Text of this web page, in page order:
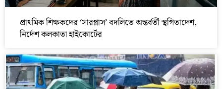
প্রাথমিক শিক্ষকদের ‘সারপ্লাস’ বদলিতে অন্তর্বর্তী স্থগিতাদেশ,
নির্দেশ কলকাতা হাইকোর্টের